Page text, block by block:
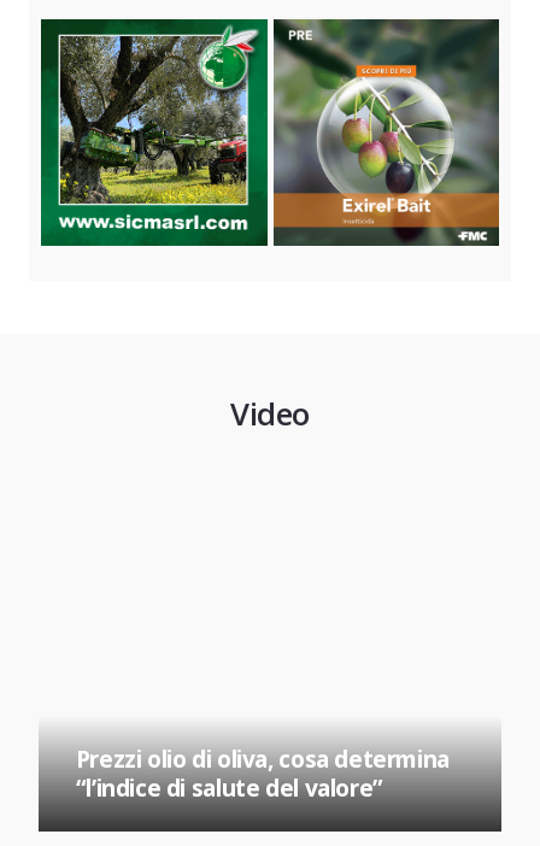
Video
Prezzi olio di oliva, cosa determina
“l’indice di salute del valore”